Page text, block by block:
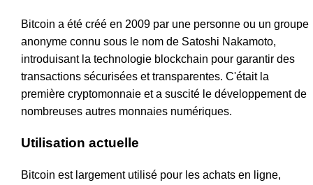
Bitcoin a été créé en 2009 par une personne ou un groupe
anonyme connu sous le nom de Satoshi Nakamoto,
introduisant la technologie blockchain pour garantir des
transactions sécurisées et transparentes. C'était la
première cryptomonnaie et a suscité le développement de
nombreuses autres monnaies numériques.
Utilisation actuelle
Bitcoin est largement utilisé pour les achats en ligne,